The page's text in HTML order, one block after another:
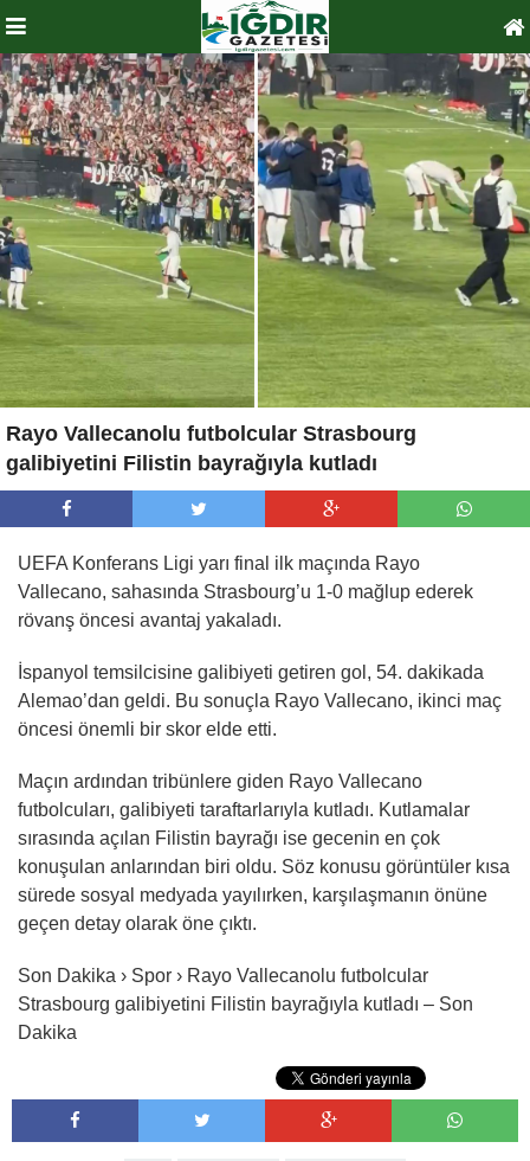
Rayo Vallecanolu futbolcular Strasbourg
galibiyetini Filistin bayrağıyla kutladı
UEFA Konferans Ligi yarı final ilk maçında Rayo
Vallecano, sahasında Strasbourg’u 1-0 mağlup ederek
rövanş öncesi avantaj yakaladı.
İspanyol temsilcisine galibiyeti getiren gol, 54. dakikada
Alemao’dan geldi. Bu sonuçla Rayo Vallecano, ikinci maç
öncesi önemli bir skor elde etti.
Maçın ardından tribünlere giden Rayo Vallecano
futbolcuları, galibiyeti taraftarlarıyla kutladı. Kutlamalar
sırasında açılan Filistin bayrağı ise gecenin en çok
konuşulan anlarından biri oldu. Söz konusu görüntüler kısa
sürede sosyal medyada yayılırken, karşılaşmanın önüne
geçen detay olarak öne çıktı.
Son Dakika › Spor › Rayo Vallecanolu futbolcular
Strasbourg galibiyetini Filistin bayrağıyla kutladı – Son
Dakika